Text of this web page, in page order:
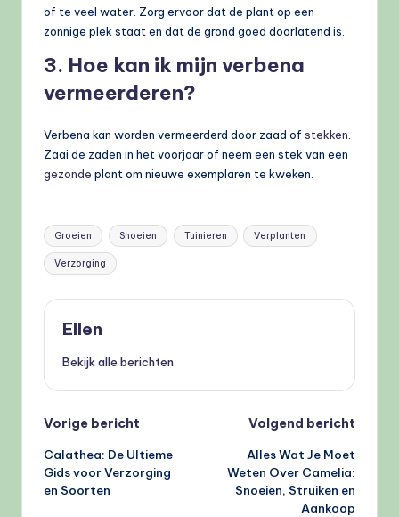
of te veel water. Zorg ervoor dat de plant op een
zonnige plek staat en dat de grond goed doorlatend is.
3. Hoe kan ik mijn verbena
vermeerderen?
Verbena kan worden vermeerderd door zaad of stekken
Zaai de zaden in het voorjaar of neem een stek van een
gezonde plant om nieuwe exemplaren te kweken.
Tags:
Groeien Snoeien Tuinieren Verplanten
Verzorging
Ellen
Bekijk alle berichten
Bericht
navigatie
Vorige bericht
Calathea: De Ultieme
Gids voor Verzorging
en Soorten
Volgend bericht
Alles Wat Je Moet
Weten Over Camelia:
Snoeien, Struiken en
Aankoop